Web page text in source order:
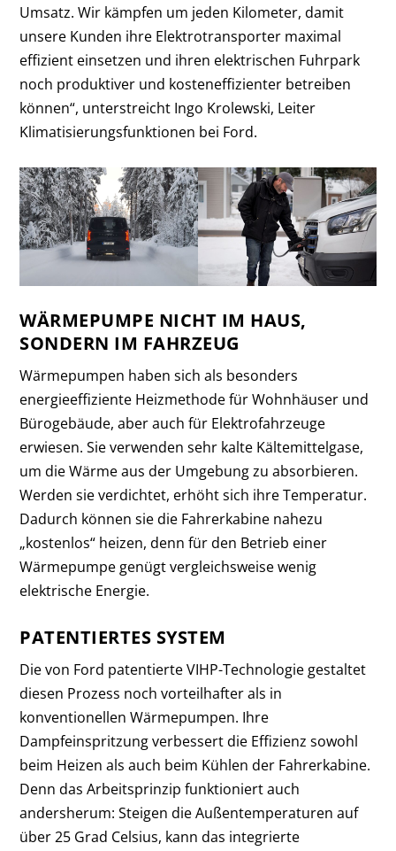
Umsatz. Wir kämpfen um jeden Kilometer, damit
unsere Kunden ihre Elektrotransporter maximal
effizient einsetzen und ihren elektrischen Fuhrpark
noch produktiver und kosteneffizienter betreiben
können“, unterstreicht Ingo Krolewski, Leiter
Klimatisierungsfunktionen bei Ford.
WÄRMEPUMPE NICHT IM HAUS,
SONDERN IM FAHRZEUG
Wärmepumpen haben sich als besonders
energieeffiziente Heizmethode für Wohnhäuser und
Bürogebäude, aber auch für Elektrofahrzeuge
erwiesen. Sie verwenden sehr kalte Kältemittelgase,
um die Wärme aus der Umgebung zu absorbieren.
Werden sie verdichtet, erhöht sich ihre Temperatur.
Dadurch können sie die Fahrerkabine nahezu
„kostenlos“ heizen, denn für den Betrieb einer
Wärmepumpe genügt vergleichsweise wenig
elektrische Energie.
PATENTIERTES SYSTEM
Die von Ford patentierte VIHP-Technologie gestaltet
diesen Prozess noch vorteilhafter als in
konventionellen Wärmepumpen. Ihre
Dampfeinspritzung verbessert die Effizienz sowohl
beim Heizen als auch beim Kühlen der Fahrerkabine.
Denn das Arbeitsprinzip funktioniert auch
andersherum: Steigen die Außentemperaturen auf
über 25 Grad Celsius, kann das integrierte